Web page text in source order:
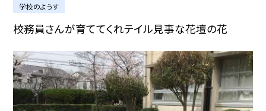
学校のようす
校務員さんが育ててくれテイル見事な花壇の花